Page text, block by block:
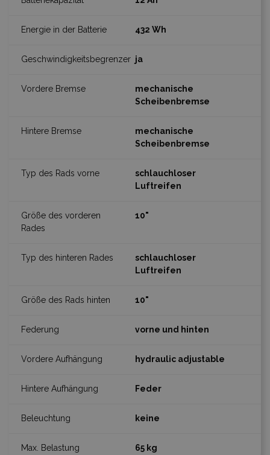
432 Wh
ja
mechanische
Scheibenbremse
mechanische
Scheibenbremse
schlauchloser
Luftreifen
10"
schlauchloser
Luftreifen
10"
vorne und hinten
hydraulic adjustable
Feder
keine
65 kg